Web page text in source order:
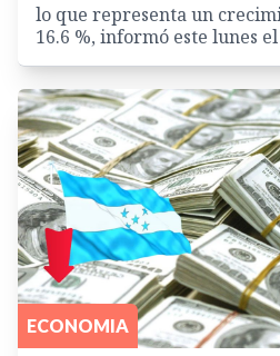
lo que representa un
16.6 %, informó este lunes
ECONOMIA